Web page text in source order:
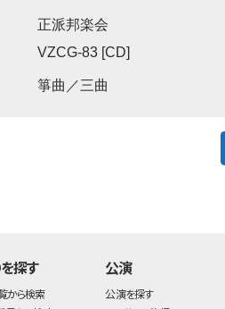
正派邦楽会
VZCG-83 [CD]
箏曲／三曲
探す
から検索
公演
公演を探す